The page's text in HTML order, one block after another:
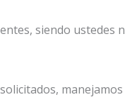
siendo ustedes